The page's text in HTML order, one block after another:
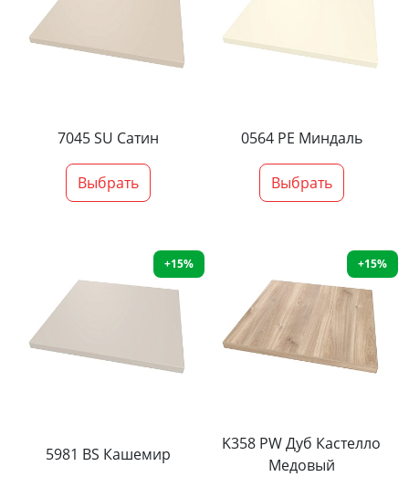
7045 SU Сатин
Выбрать
0564 PE Миндаль
Выбрать
+15%
5981 BS Кашемир
+15%
K358 PW Дуб Кастелло
Медовый